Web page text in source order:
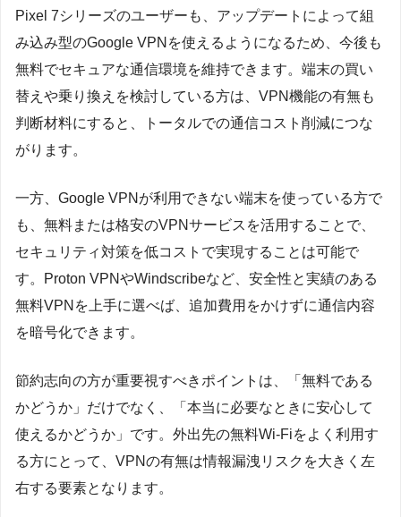
Pixel 7シリーズのユーザーも、アップデートによって組
み込み型のGoogle VPNを使えるようになるため、今後も
無料でセキュアな通信環境を維持できます。端末の買い
替えや乗り換えを検討している方は、VPN機能の有無も
判断材料にすると、トータルでの通信コスト削減につな
がります。
一方、Google VPNが利用できない端末を使っている方で
も、無料または格安のVPNサービスを活用することで、
セキュリティ対策を低コストで実現することは可能で
す。Proton VPNやWindscribeなど、安全性と実績のある
無料VPNを上手に選べば、追加費用をかけずに通信内容
を暗号化できます。
節約志向の方が重要視すべきポイントは、「無料である
かどうか」だけでなく、「本当に必要なときに安心して
使えるかどうか」です。外出先の無料Wi-Fiをよく利用す
る方にとって、VPNの有無は情報漏洩リスクを大きく左
右する要素となります。